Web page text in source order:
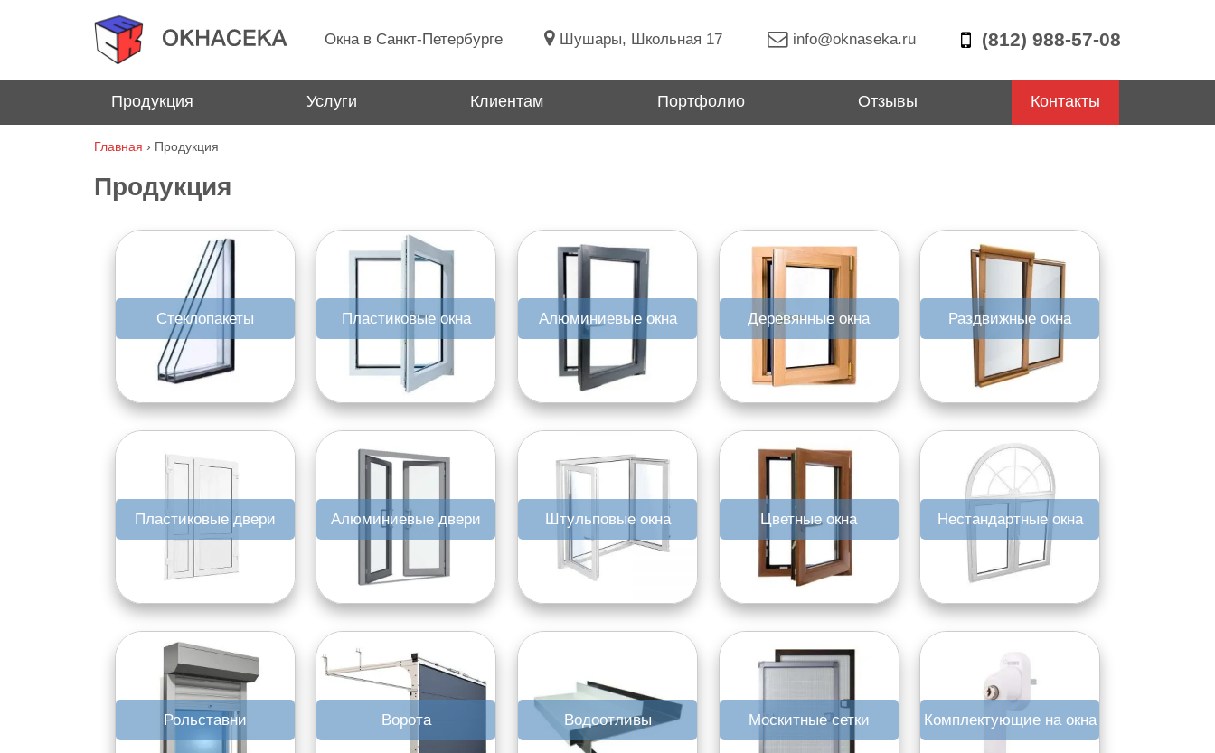
Окна в Санкт-Петербурге Шушары, Школьная 17 info@oknaseka.ru (812) 988-57-08
Продукция Услуги Клиентам Портфолио Отзывы Контакты
Главная › Продукция
Продукция
Стеклопакеты Пластиковые окна Алюминиевые окна Деревянные окна Раздвижные окна
Пластиковые двери Алюминиевые двери Штульповые окна Цветные окна Нестандартные окна
Рольставни Ворота Водоотливы Москитные сетки Комплектующие на окна